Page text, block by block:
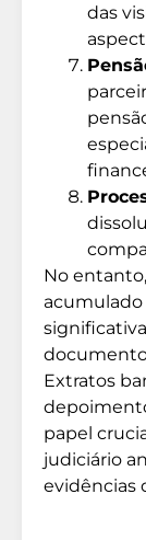
das
No
Extratos
papel
judiciário
evidências